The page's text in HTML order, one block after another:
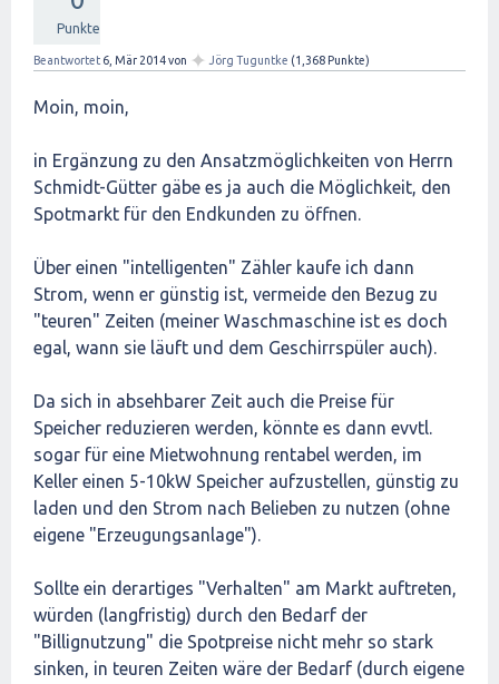
Punkte
Beantwortet 6, Mär 2014von ✦ Jörg Tuguntke (1,368 Punkte)
Moin, moin,
in Ergänzung zu den Ansatzmöglichkeiten von Herrn
Schmidt-Gütter gäbe es ja auch die Möglichkeit, den
Spotmarkt für den Endkunden zu öffnen.
Über einen "intelligenten" Zähler kaufe ich dann
Strom, wenn er günstig ist, vermeide den Bezug zu
"teuren" Zeiten (meiner Waschmaschine ist es doch
egal, wann sie läuft und dem Geschirrspüler auch).
Da sich in absehbarer Zeit auch die Preise für
Speicher reduzieren werden, könnte es dann evvtl.
sogar für eine Mietwohnung rentabel werden, im
Keller einen 5-10kW Speicher aufzustellen, günstig zu
laden und den Strom nach Belieben zu nutzen (ohne
eigene "Erzeugungsanlage").
Sollte ein derartiges "Verhalten" am Markt auftreten,
würden (langfristig) durch den Bedarf der
"Billignutzung" die Spotpreise nicht mehr so stark
sinken, in teuren Zeiten wäre der Bedarf (durch eigene